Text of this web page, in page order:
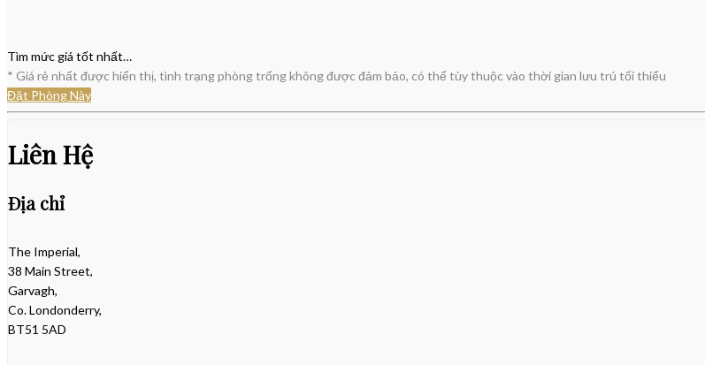
Tìm mức giá tốt nhất…
* Giá rẻ nhất được hiển thị, tình trạng phòng trống không được đảm bảo, có thể tùy thuộc vào thời gian lưu trú tối thiểu
Đặt Phòng Này
Liên Hệ
Địa chỉ
The Imperial,
38 Main Street,
Garvagh,
Co. Londonderry,
BT51 5AD